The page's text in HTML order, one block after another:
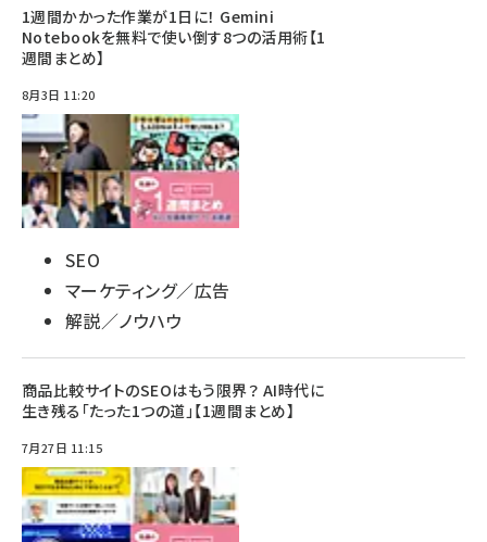
1週間かかった作業が1日に！ Gemini
Notebookを無料で使い倒す8つの活用術【1
週間まとめ】
8月3日 11:20
SEO
マーケティング／広告
解説／ノウハウ
商品比較サイトのSEOはもう限界？ AI時代に
生き残る「たった1つの道」【1週間まとめ】
7月27日 11:15